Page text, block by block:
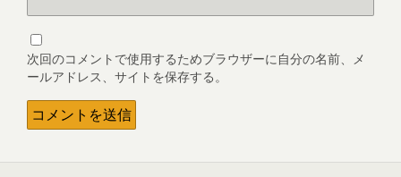
次回のコメントで使用するためブラウザーに自分の名前、メ
ールアドレス、サイトを保存する。